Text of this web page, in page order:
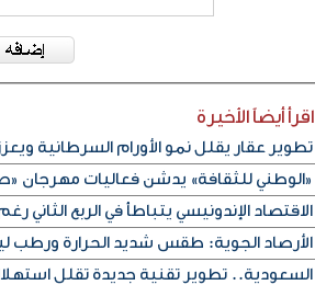
اقرأ أيضاًالأخيرة
تطوير عقار يقلل نمو الأورام السرطانية ويعزز
«الوطني للثقافة» يدشن فعاليات مهرجان
الاقتصاد الإندونيسي يتباطأ في الربع الثاني
الأرصاد الجوية: طقس شديد الحرارة ورطب
السعودية.. تطوير تقنية جديدة تقلل